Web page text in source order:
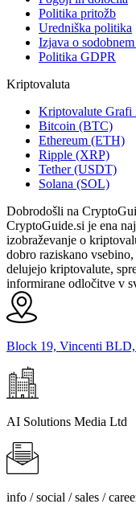
Politika pritožb
Uredniška politika
Izjava o
Politika GDPR
Kriptovaluta
Kriptovalute Grafi
Bitcoin (BTC)
Ethereum (ETH)
Ripple (XRP)
Tether (USDT)
Solana (SOL)
Dobrodošli na
CryptoGuide.si je ena
izobraževanje o
dobro raziskano
delujejo kriptovalute,
informirane odločitve v
Block 19, Vincenti BLD,
AI Solutions Media Ltd
info / social / sales /